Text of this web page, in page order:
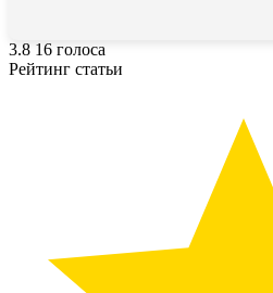
3.8 16 голоса
Рейтинг статьи